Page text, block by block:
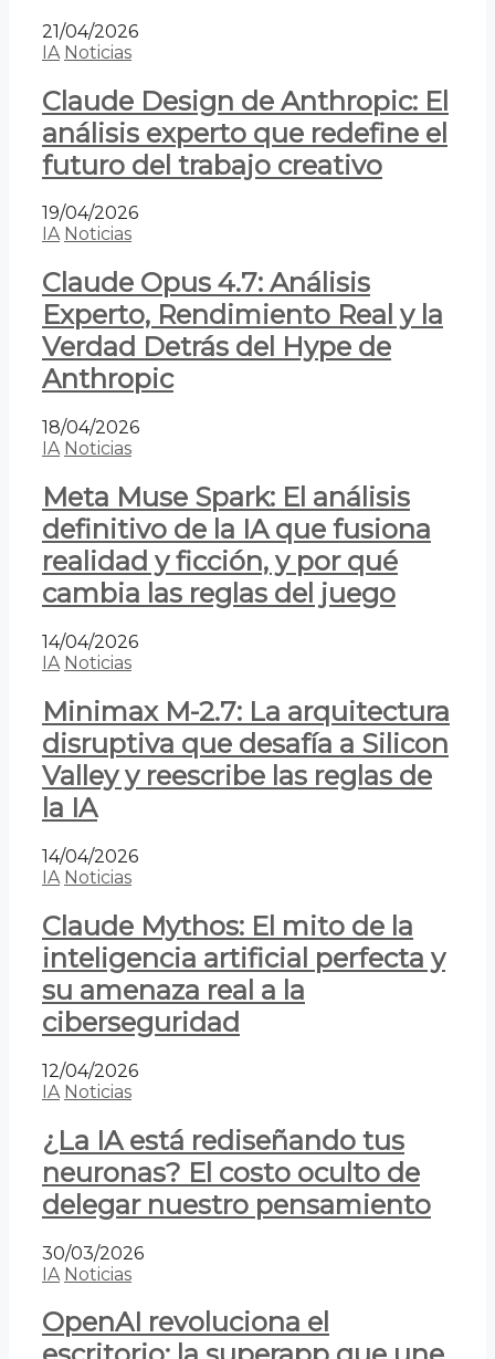
21/04/2026
IA Noticias
Claude Design de Anthropic: El
análisis experto que redefine el
futuro del trabajo creativo
19/04/2026
IA Noticias
Claude Opus 4.7: Análisis
Experto, Rendimiento Real y la
Verdad Detrás del Hype de
Anthropic
18/04/2026
IA Noticias
Meta Muse Spark: El análisis
definitivo de la IA que fusiona
realidad y ficción, y por qué
cambia las reglas del juego
14/04/2026
IA Noticias
Minimax M-2.7: La arquitectura
disruptiva que desafía a Silicon
Valley y reescribe las reglas de
la IA
14/04/2026
IA Noticias
Claude Mythos: El mito de la
inteligencia artificial perfecta y
su amenaza real a la
ciberseguridad
12/04/2026
IA Noticias
¿La IA está rediseñando tus
neuronas? El costo oculto de
delegar nuestro pensamiento
30/03/2026
IA Noticias
OpenAI revoluciona el